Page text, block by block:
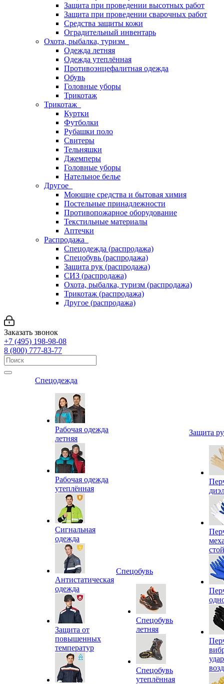
Защита при проведении высотных работ
Защита при проведении сварочных работ
Средства защиты кожи
Оградительный инвентарь
Охота, рыбалка, туризм
Одежда летняя
Одежда утеплённая
Противоэнцефалитная одежда
Обувь
Головные уборы
Трикотаж
Трикотаж
Куртки
Футболки
Рубашки поло
Свитеры
Тельняшки
Джемперы
Головные уборы
Нательное белье
Другое
Моющие средства и бытовая химия
Постельные принадлежности
Противопожарное оборудование
Текстильные материалы
Аптечки
Распродажа
Спецодежда (распродажа)
Спецобувь (распродажа)
Защита рук (распродажа)
СИЗ (распродажа)
Охота, рыбалка, туризм (распродажа)
Трикотаж (распродажа)
Другое (распродажа)
Заказать звонок
+7 (495) 198-98-08
8 (800) 777-83-77
Спецодежда
Рабочая одежда
летняя
Рабочая одежда
утеплённая
Сигнальная
одежда
Антистатическая
одежда
Защита от
повышенных
температур
Спецобувь
Спецобувь
летняя
Спецобувь
утеплённая
Защита